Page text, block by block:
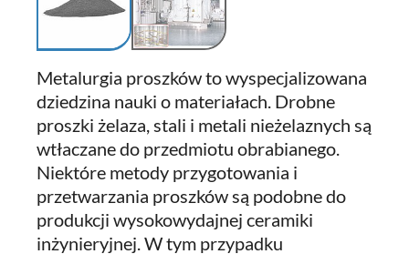
Metalurgia proszków to wyspecjalizowana
dziedzina nauki o materiałach. Drobne
proszki żelaza, stali i metali nieżelaznych są
wtłaczane do przedmiotu obrabianego.
Niektóre metody przygotowania i
przetwarzania proszków są podobne do
produkcji wysokowydajnej ceramiki
inżynieryjnej. W tym przypadku